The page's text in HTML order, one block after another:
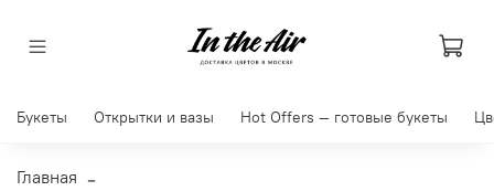
Букеты Открытки и вазы Hot Offers — готовые букеты
Главная